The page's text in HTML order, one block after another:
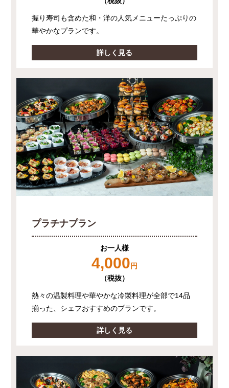
握り寿司も含めた和・洋の人気メニューたっぷりの
華やかなプランです。
詳しく見る
プラチナプラン
お一人様
4,000 円
（税抜）
熱々の温製料理や華やかな冷製料理が全部で14品
揃った、シェフおすすめのプランです。
詳しく見る